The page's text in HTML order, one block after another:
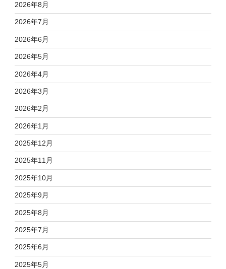
2026年8月
2026年7月
2026年6月
2026年5月
2026年4月
2026年3月
2026年2月
2026年1月
2025年12月
2025年11月
2025年10月
2025年9月
2025年8月
2025年7月
2025年6月
2025年5月